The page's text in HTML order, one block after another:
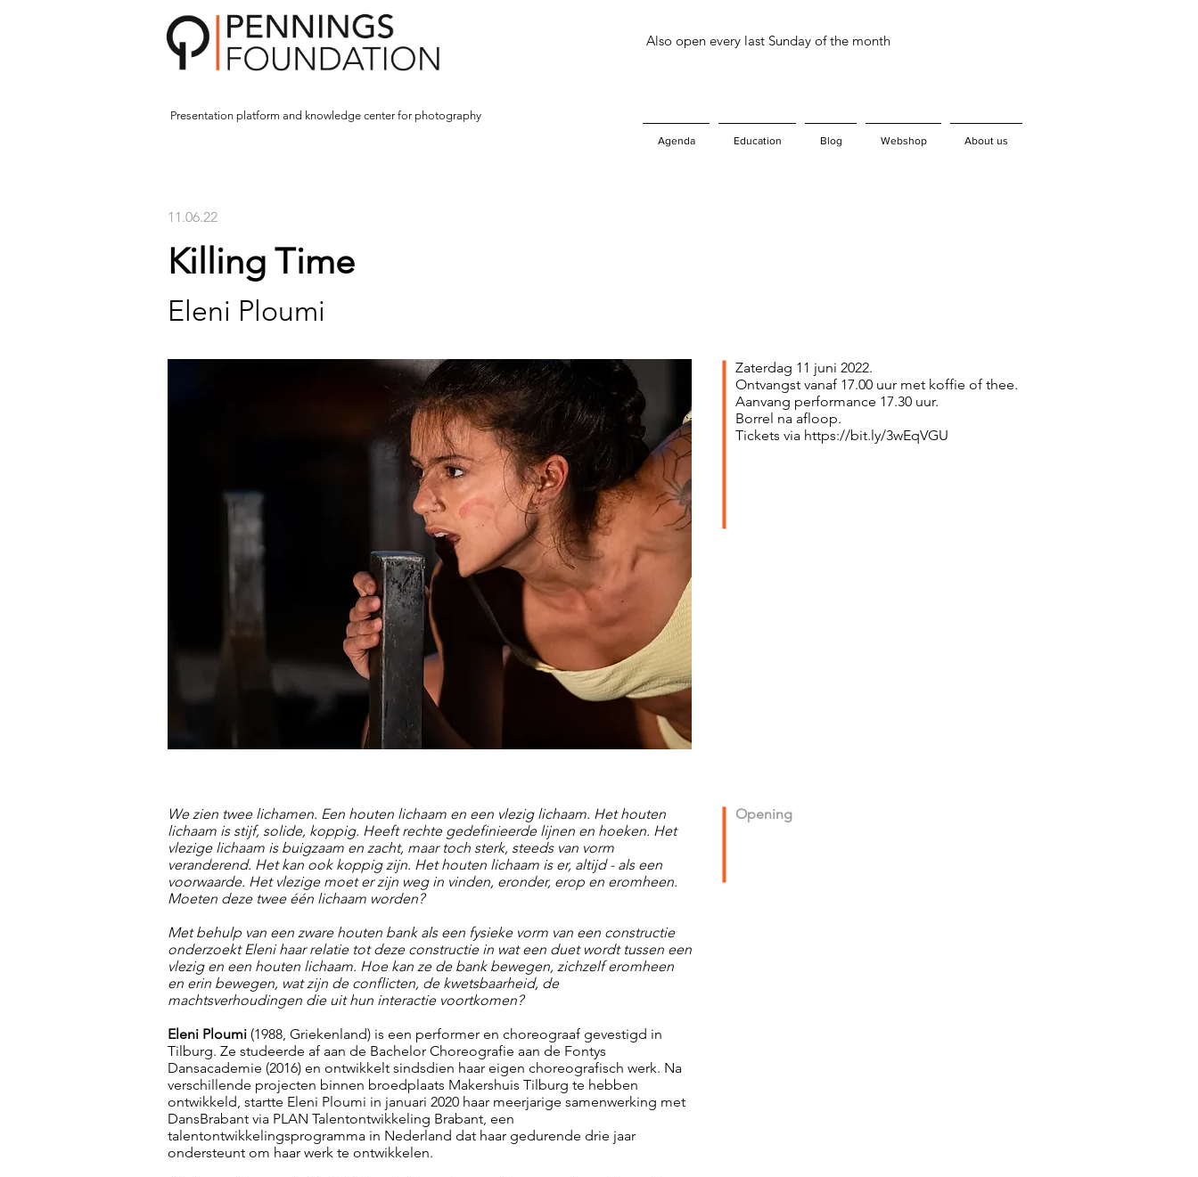
Also open every last Sunday of the month
Presentation platform and knowledge center for photography
Agenda Education Blog Webshop About us
11.06.22
Killing Time
Eleni Ploumi
Zaterdag 11 juni 2022.
Ontvangst vanaf 17.00 uur met koffie of thee.
Aanvang performance 17.30 uur.
Borrel na afloop.
Tickets via https://bit.ly/3wEqVGU
We zien twee lichamen. Een houten lichaam en een vlezig lichaam. Het houten
lichaam is stijf, solide, koppig. Heeft rechte gedefinieerde lijnen en hoeken. Het
vlezige lichaam is buigzaam en zacht, maar toch sterk, steeds van vorm
veranderend. Het kan ook koppig zijn. Het houten lichaam is er, altijd - als een
voorwaarde. Het vlezige moet er zijn weg in vinden, eronder, erop en eromheen.
Moeten deze twee één lichaam worden?
Met behulp van een zware houten bank als een fysieke vorm van een constructie
onderzoekt Eleni haar relatie tot deze constructie in wat een duet wordt tussen een
vlezig en een houten lichaam. Hoe kan ze de bank bewegen, zichzelf eromheen
en erin bewegen, wat zijn de conflicten, de kwetsbaarheid, de
machtsverhoudingen die uit hun interactie voortkomen?
Eleni Ploumi (1988, Griekenland) is een performer en choreograaf gevestigd in
Tilburg. Ze studeerde af aan de Bachelor Choreografie aan de Fontys
Dansacademie (2016) en ontwikkelt sindsdien haar eigen choreografisch werk. Na
verschillende projecten binnen broedplaats Makershuis Tilburg te hebben
ontwikkeld, startte Eleni Ploumi in januari 2020 haar meerjarige samenwerking met
DansBrabant via PLAN Talentontwikkeling Brabant, een
talentontwikkelingsprogramma in Nederland dat haar gedurende drie jaar
ondersteunt om haar werk te ontwikkelen.
Opening